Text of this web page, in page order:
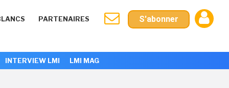
PARTENAIRES S'abonner
INTERVIEW LMI LMI MAG